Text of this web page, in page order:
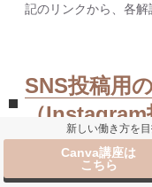
記のリンクから、各解
SNS投稿用
（
LINEリッチ
新しい働き方を
Canva講座は
こちら